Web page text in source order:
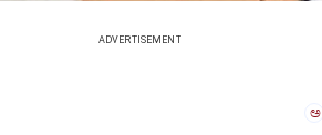
ADVERTISEMENT
ಅ